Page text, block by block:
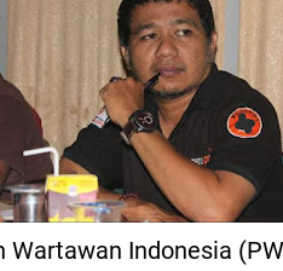
Wartawan Indonesia